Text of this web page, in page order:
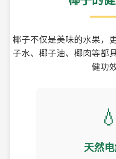
椰子不仅是美味的水果，
子水、椰子油、椰肉等都
健功效
💧
天然